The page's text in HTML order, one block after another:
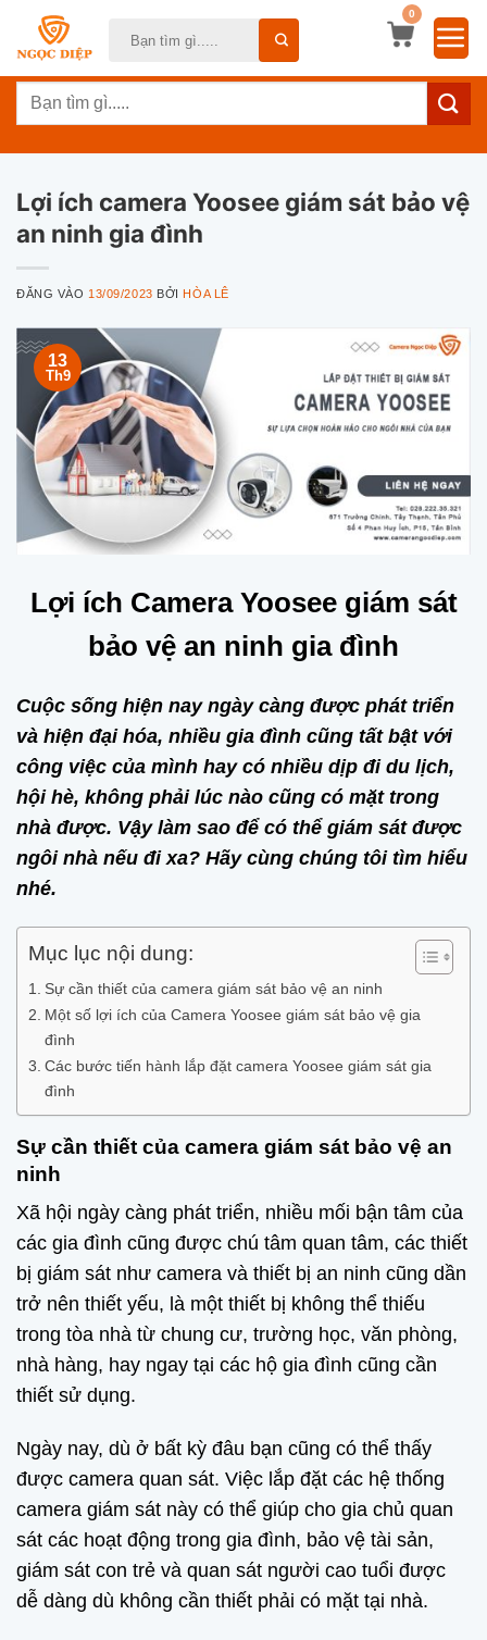
dung
0
Tìm
Lợi ích camera Yoosee giám sát bảo vệ
an ninh gia đình
ĐĂNG VÀO 13/09/2023 BỞIHÒA LÊ
13
Th9
Lợi ích Camera Yoosee giám sát
bảo vệ an ninh gia đình
Cuộc sống hiện nay ngày càng được phát triển
và hiện đại hóa, nhiều gia đình cũng tất bật với
công việc của mình hay có nhiều dịp đi du lịch,
hội hè, không phải lúc nào cũng có mặt trong
nhà được. Vậy làm sao để có thể giám sát được
ngôi nhà nếu đi xa? Hãy cùng chúng tôi tìm hiểu
nhé.
Mục lục nội dung:
Sự cần thiết của camera giám sát bảo vệ an ninh
Một số lợi ích của Camera Yoosee giám sát bảo vệ gia
đình
Các bước tiến hành lắp đặt camera Yoosee giám sát gia
đình
Sự cần thiết của camera giám sát bảo vệ an
ninh
Xã hội ngày càng phát triển, nhiều mối bận tâm của
các gia đình cũng được chú tâm quan tâm, các thiết
bị giám sát như camera và thiết bị an ninh cũng dần
trở nên thiết yếu, là một thiết bị không thể thiếu
trong tòa nhà từ chung cư, trường học, văn phòng,
nhà hàng, hay ngay tại các hộ gia đình cũng cần
thiết sử dụng.
Ngày nay, dù ở bất kỳ đâu bạn cũng có thể thấy
được camera quan sát. Việc lắp đặt các hệ thống
camera giám sát này có thể giúp cho gia chủ quan
sát các hoạt động trong gia đình, bảo vệ tài sản,
giám sát con trẻ và quan sát người cao tuổi được
dễ dàng dù không cần thiết phải có mặt tại nhà.